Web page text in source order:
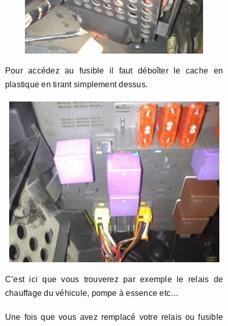
Pour accédez au fusible il faut déboîter le cache en
plastique en tirant simplement dessus.
C’est ici que vous trouverez par exemple le relais de
chauffage du véhicule, pompe à essence etc…
Une fois que vous avez remplacé votre relais ou fusible